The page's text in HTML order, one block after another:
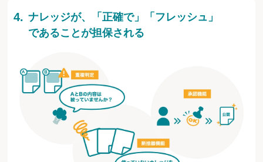
ナレッジが、「正確で」「フレッシュ」
であることが担保される